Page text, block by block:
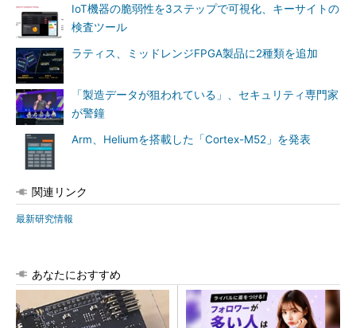
IoT機器の脆弱性を3ステップで可視化、キーサイトの
検査ツール
ラティス、ミッドレンジFPGA製品に2種類を追加
「製造データが狙われている」、セキュリティ専門家
が警鐘
Arm、Heliumを搭載した「Cortex-M52」を発表
関連リンク
最新研究情報
あなたにおすすめ